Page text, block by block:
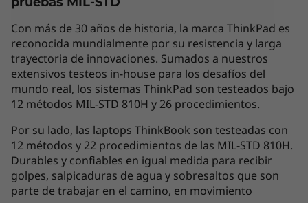
rendimiento
Maximiza tu flujo de trabajo diario con el
ThinkBook 16p Gen 5 de Lenovo: un portátil
elegante que te ofrece un rendimiento
extremo y funciones Smart de IA. Equipado
con procesadores Intel® Core™, el portátil 16p
procesa con facilidad tareas complejas, lo que
te supone un ahorro diario de tiempo y
esfuerzo. Su diseño renovado, su perfil fino y
su batería de larga duración te ofrecen
conectividad avanzada y prestaciones
audiovisuales inmersivas allá donde vayas.
Con más de 30 años de historia, la marca ThinkPad es
reconocida mundialmente por su resistencia y larga
trayectoria de innovaciones. Sumados a nuestros
extensivos testeos in-house para los desafíos del
mundo real, los sistemas ThinkPad son testeados bajo
12 métodos MIL-STD 810H y 26 procedimientos.
Por su lado, las laptops ThinkBook son testeadas con
12 métodos y 22 procedimientos de las MIL-STD 810H.
Durables y confiables en igual medida para recibir
golpes, salpicaduras de agua y sobresaltos que son
parte de trabajar en el camino, en movimiento